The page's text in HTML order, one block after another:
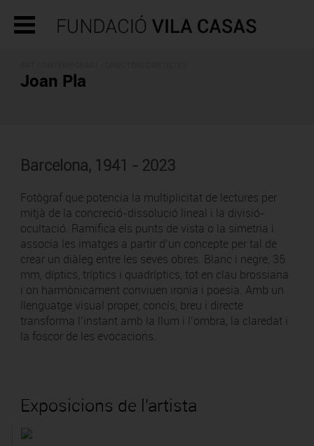
Joan Pla
Barcelona, 1941 - 2023
Fotògraf que potencia la multiplicitat de lectures per
mitjà de la concreció-dissolució lineal i la divisió-
ocultació. Ramifica els punts de vista o la simetria i
associa les imatges a partir d’un concepte per tal de
crear un diàleg entre les seves obres. Blanc i negre, 35
mm, díptics, tríptics i quadríptics, tot en clau brossiana
i on harmònicament conviuen ironia i poesia. Amb un
llenguatge visual proper, concís, breu i directe
transforma l’instant amb la llum i l’ombra, la claredat i
la foscor de les evocacions.
Exposicions de l'artista